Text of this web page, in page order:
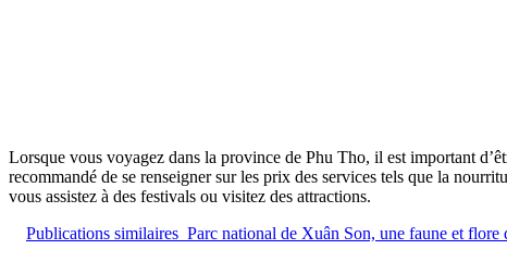
Lorsque vous voyagez dans la province de Phu Tho, il est important
recommandé de se renseigner sur les prix des services tels que la
vous assistez à des festivals ou visitez des attractions.
Publications similaires Parc national de Xuân Son, une faune et